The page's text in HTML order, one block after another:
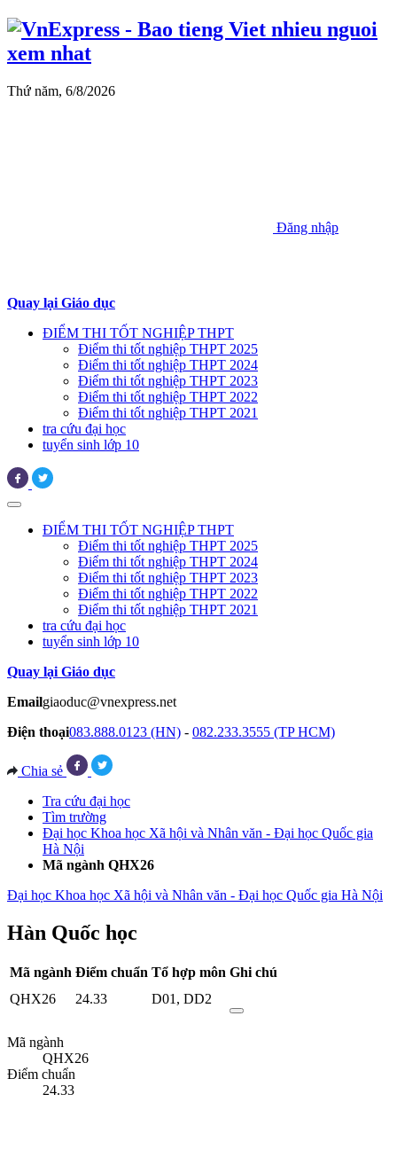
Thứ năm, 6/8/2026
Đăng nhập
Quay lại Giáo dục
ĐIỂM THI TỐT NGHIỆP THPT
Điểm thi tốt nghiệp THPT 2025
Điểm thi tốt nghiệp THPT 2024
Điểm thi tốt nghiệp THPT 2023
Điểm thi tốt nghiệp THPT 2022
Điểm thi tốt nghiệp THPT 2021
tra cứu đại học
tuyển sinh lớp 10
ĐIỂM THI TỐT NGHIỆP THPT
Điểm thi tốt nghiệp THPT 2025
Điểm thi tốt nghiệp THPT 2024
Điểm thi tốt nghiệp THPT 2023
Điểm thi tốt nghiệp THPT 2022
Điểm thi tốt nghiệp THPT 2021
tra cứu đại học
tuyển sinh lớp 10
Quay lại Giáo dục
Emailgiaoduc@vnexpress.net
Điện thoại083.888.0123 (HN) - 082.233.3555 (TP HCM)
Chia sẻ
Tra cứu đại học
Tìm trường
Đại học Khoa học Xã hội và Nhân văn - Đại học Quốc gia
Hà Nội
Mã ngành QHX26
Đại học Khoa học Xã hội và Nhân văn - Đại học Quốc gia Hà Nội
Hàn Quốc học
Mã ngành Điểm chuẩn Tổ hợp môn Ghi chú
QHX26
24.33 D01, DD2
Mã ngành
QHX26
Điểm chuẩn
24.33